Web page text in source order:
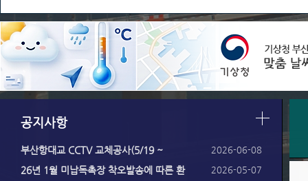
공지사항
부산항대교 CCTV 교체공사(5/19 ~ 2026-06-08
26년 1월 미납독촉장 착오발송에 따른 환 2026-05-07